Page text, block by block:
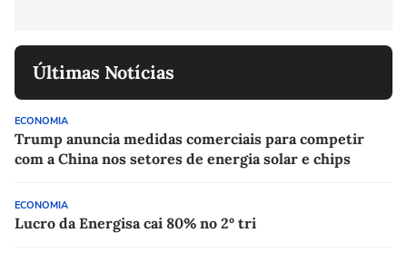
Últimas Notícias
ECONOMIA
Trump anuncia medidas comerciais para competir
com a China nos setores de energia solar e chips
ECONOMIA
Lucro da Energisa cai 80% no 2º tri